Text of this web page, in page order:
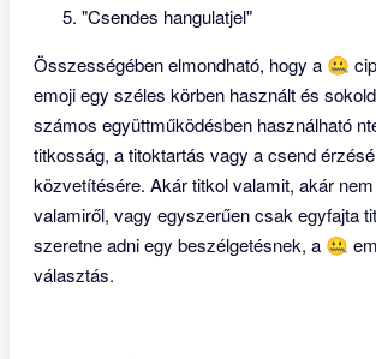
"Csendes hangulatjel"
Összességében elmondható, hogy a 🤐
emoji egy széles körben használt és
számos együttműködésben használható
titkosság, a titoktartás vagy a csend
közvetítésére. Akár titkol valamit, akár
valamiről, vagy egyszerűen csak egyfajta
szeretne adni egy beszélgetésnek, a 🤐
választás.